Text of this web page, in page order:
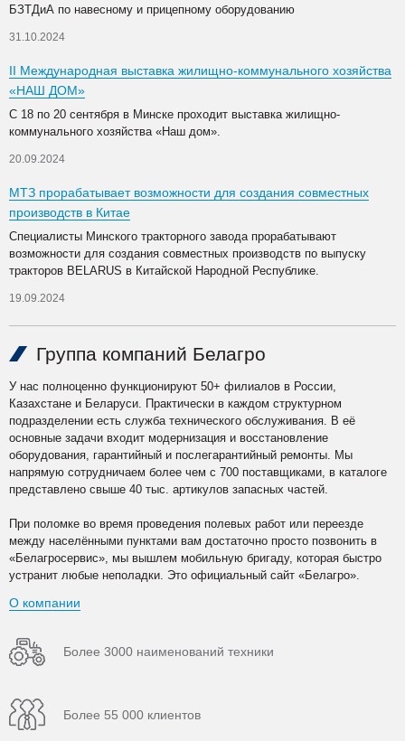
БЗТДиА по навесному и прицепному оборудованию
31.10.2024
II Международная выставка жилищно-коммунального хозяйства
«НАШ ДОМ»
С 18 по 20 сентября в Минске проходит выставка жилищно-
коммунального хозяйства «Наш дом».
20.09.2024
МТЗ прорабатывает возможности для создания совместных
производств в Китае
Специалисты Минского тракторного завода прорабатывают
возможности для создания совместных производств по выпуску
тракторов BELARUS в Китайской Народной Республике.
19.09.2024
Группа компаний Белагро
У нас полноценно функционируют 50+ филиалов в России,
Казахстане и Беларуси. Практически в каждом структурном
подразделении есть служба технического обслуживания. В её
основные задачи входит модернизация и восстановление
оборудования, гарантийный и послегарантийный ремонты. Мы
напрямую сотрудничаем более чем с 700 поставщиками, в каталоге
представлено свыше 40 тыс. артикулов запасных частей.
При поломке во время проведения полевых работ или переезде
между населёнными пунктами вам достаточно просто позвонить в
«Белагросервис», мы вышлем мобильную бригаду, которая быстро
устранит любые неполадки. Это официальный сайт «Белагро».
О компании
Более 3000 наименований техники
Более 55 000 клиентов